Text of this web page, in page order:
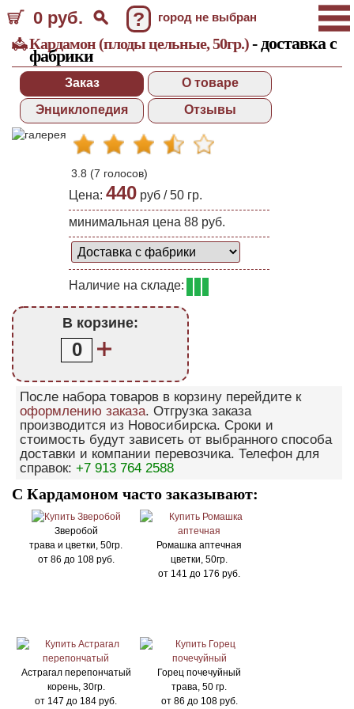
0 руб. ? город не выбран
Кардамон (плоды цельные, 50гр.)- доставка с
фабрики
Заказ
О товаре
Энциклопедия
Отзывы
3.8 (7 голосов)
Цена: 440 руб /50 гр.
минимальная цена 88 руб.
Наличие на складе:
В корзине:
0
После набора товаров в корзину перейдите к
оформлению заказа. Отгрузка заказа
производится из Новосибирска. Сроки и
стоимость будут зависеть от выбранного способа
доставки и компании перевозчика. Телефон для
справок: +7 913 764 2588
С Кардамоном часто заказывают:
Зверобой
трава и цветки, 50гр.
от 86 до 108 руб.
Ромашка аптечная
цветки, 50гр.
от 141 до 176 руб.
Астрагал перепончатый
корень, 30гр.
от 147 до 184 руб.
Горец почечуйный
трава, 50 гр.
от 86 до 108 руб.